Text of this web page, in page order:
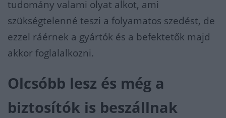
tudomány valami olyat alkot, ami
szükségtelenné teszi a folyamatos szedést, de
ezzel ráérnek a gyártók és a befektetők majd
akkor foglalalkozni.
Olcsóbb lesz és még a
biztosítók is beszállnak